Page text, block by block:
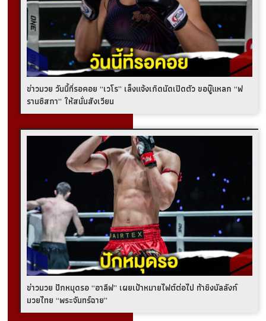
ข่าวมวย วันนี้ที่รอคอย “เวโร” เล็งแจ้งเกิดนัดเปิดตัว ขอบู๊แหลก “ฟ
รานซิสกา” ให้สนั่นสังเวียน
ข่าวมวย ปักหมุดรอ “อาลีฟ” เผยเป้าหมายไฟต์ต่อไป ท้าชิงบัลลังก์
มวยไทย “พระจันทร์ฉาย”